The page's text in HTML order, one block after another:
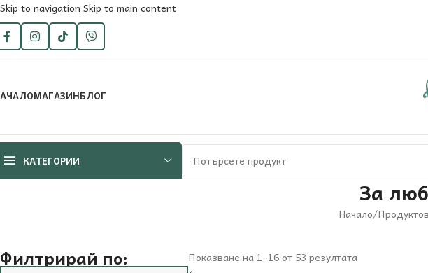
Skip to navigation Skip to main content
МАГАЗИНБЛОГ
КАТЕГОРИИ
За
Начало/
Филтрирай по: Показване на 1–16 от 53 резултата